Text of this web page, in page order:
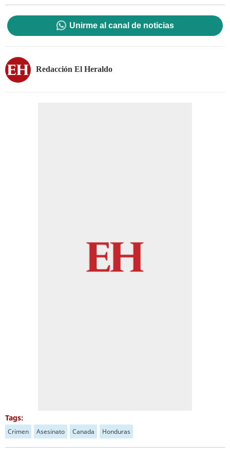
Unirme al canal de noticias
Redacción El Heraldo
Tags:
Crimen Asesinato Canada Honduras